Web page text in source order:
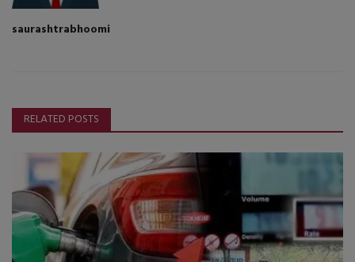
saurashtrabhoomi
RELATED POSTS